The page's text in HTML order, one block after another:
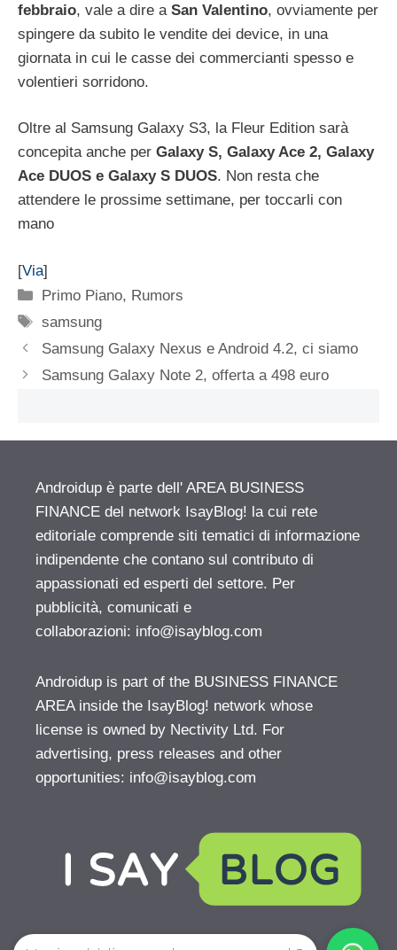
febbraio, vale a dire a San Valentino, ovviamente per
spingere da subito le vendite dei device, in una
giornata in cui le casse dei commercianti spesso e
volentieri sorridono.
Oltre al Samsung Galaxy S3, la Fleur Edition sarà
concepita anche per Galaxy S, Galaxy Ace 2, Galaxy
Ace DUOS e Galaxy S DUOS. Non resta che
attendere le prossime settimane, per toccarli con
mano
[Via]
Categorie
Primo Piano, Rumors
Tag
samsung
Samsung Galaxy Nexus e Android 4.2, ci siamo
Samsung Galaxy Note 2, offerta a 498 euro
Androidup è parte dell' AREA BUSINESS
FINANCE del network IsayBlog! la cui rete
editoriale comprende siti tematici di informazione
indipendente che contano sul contributo di
appassionati ed esperti del settore. Per
pubblicità, comunicati e
collaborazioni: info@isayblog.com
Androidup is part of the BUSINESS FINANCE
AREA inside the IsayBlog! network whose
license is owned by Nectivity Ltd. For
advertising, press releases and other
opportunities: info@isayblog.com